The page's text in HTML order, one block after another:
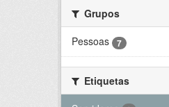
Grupos
Pessoas
7
Etiquetas